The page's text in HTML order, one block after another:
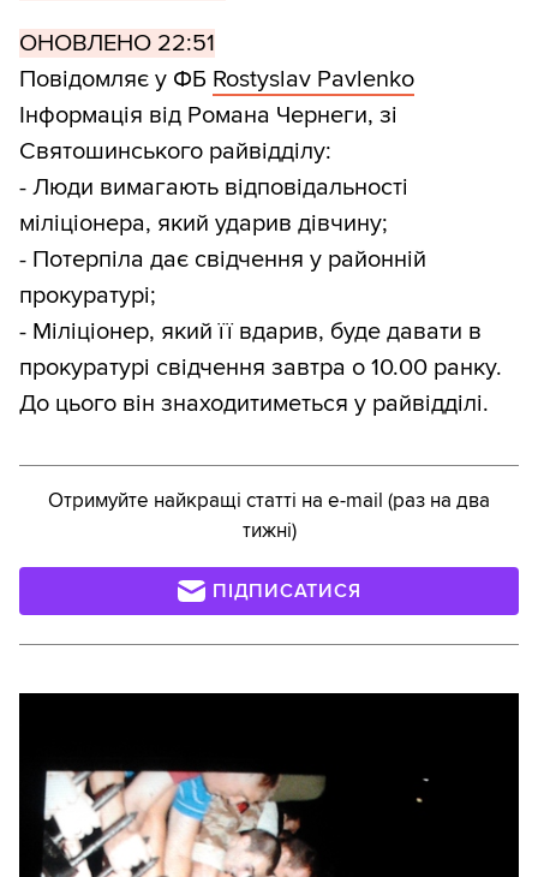
ОНОВЛЕНО 22:51
Повідомляє у ФБ Rostyslav Pavlenko
Інформація від Романа Чернеги, зі
Святошинського райвідділу:
- Люди вимагають відповідальності
міліціонера, який ударив дівчину;
- Потерпіла дає свідчення у районній
прокуратурі;
- Міліціонер, який її вдарив, буде давати в
прокуратурі свідчення завтра о 10.00 ранку.
До цього він знаходитиметься у райвідділі.
Отримуйте найкращі статті на e-mail (раз на два
тижні)
ПІДПИСАТИСЯ